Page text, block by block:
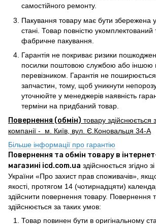
самостійного ремонту.
Пакування товару має бути збережена
стані. Товар повністю
фабричне пакування.
Гарантія не покриває ризики
посилки поштовою службою або іншою
перевізником. Гарантія не
запчастин, тому, щоб уникнути
уточнюйте у менеджерів наявність
терміни на придбаний товар.
Повернення (обмін) товару
компанії - м. Київ, вул. Є.Коновальця 34-А
Більше інформації про гарантію
Повернення та обмін товару в
магазині icd.com.ua здійснюється згідно
України «Про захист прав споживачів»,
якості, протягом 14 (чотирнадцяти)
здійснити повернення товару. Повернення
здійснюється за таких умов:
Товар повинен бути в оригінальному